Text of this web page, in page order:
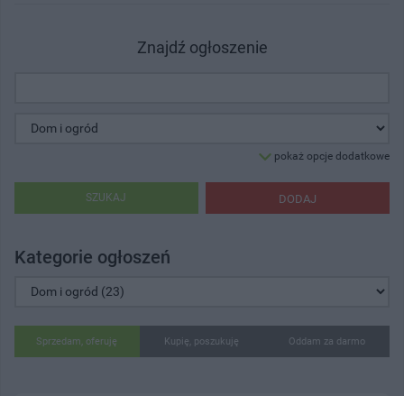
Znajdź ogłoszenie
pokaż opcje dodatkowe
DODAJ
SZUKAJ
Kategorie ogłoszeń
Sprzedam, oferuję Kupię, poszukuję Oddam za darmo